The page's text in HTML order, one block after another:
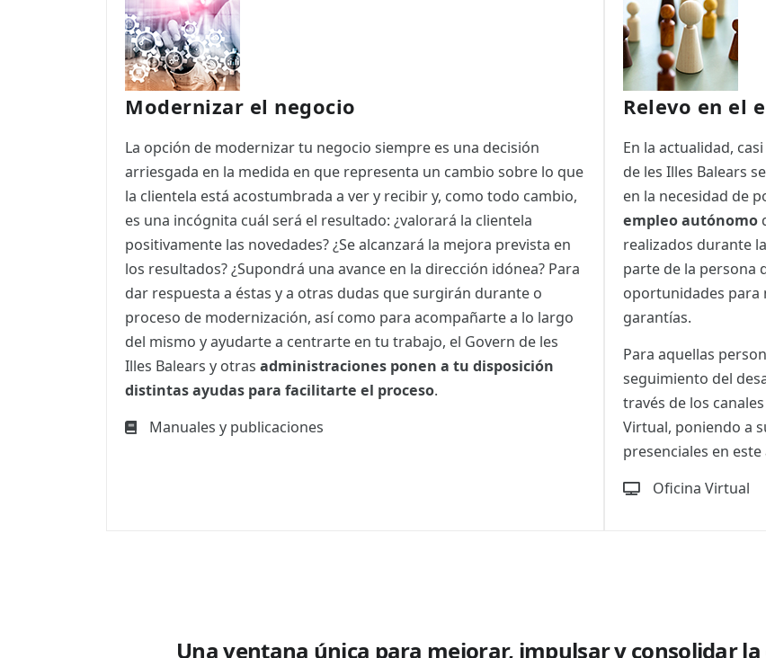
Modernizar el negocio
La opción de modernizar tu negocio siempre es una decisión
arriesgada en la medida en que representa un cambio sobre lo que
la clientela está acostumbrada a ver y recibir y, como todo cambio,
es una incógnita cuál será el resultado: ¿valorará la clientela
positivamente las novedades? ¿Se alcanzará la mejora prevista en
los resultados? ¿Supondrá una avance en la dirección idónea? Para
dar respuesta a éstas y a otras dudas que surgirán durante o
proceso de modernización, así como para acompañarte a lo largo
del mismo y ayudarte a centrarte en tu trabajo, el Govern de les
Illes Balears y otras administraciones ponen a tu disposición
distintas ayudas para facilitarte el proceso.
Manuales y publicaciones
Relevo en el
En la actualidad,
de les Illes Balears
en la necesidad de
empleo autónomo
realizados durante
parte de la persona
oportunidades para
garantías.
Para aquellas
seguimiento del
través de los
Virtual, poniendo a
presenciales en
Oficina Virtual
Una ventana única para mejorar, impulsar y consolidar la